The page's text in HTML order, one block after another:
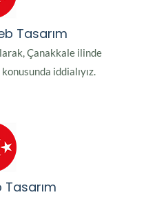
Tasarım
Çanakkale ilinde
iddialıyız.
Tasarım